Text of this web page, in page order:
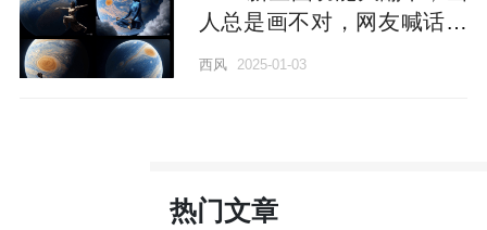
人总是画不对，网友喊话马
西风 2025-01-03
热门文章